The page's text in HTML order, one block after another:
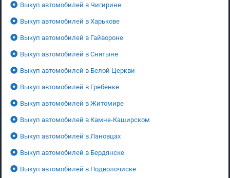
Выкуп автомобилей в Чигирине
Выкуп автомобилей в Харькове
Выкуп автомобилей в Гайвороне
Выкуп автомобилей в Снятыне
Выкуп автомобилей в Белой Церкви
Выкуп автомобилей в Гребенке
Выкуп автомобилей в Житомире
Выкуп автомобилей в Камне-Каширском
Выкуп автомобилей в Лановцах
Выкуп автомобилей в Бердянске
Выкуп автомобилей в Подволочиске